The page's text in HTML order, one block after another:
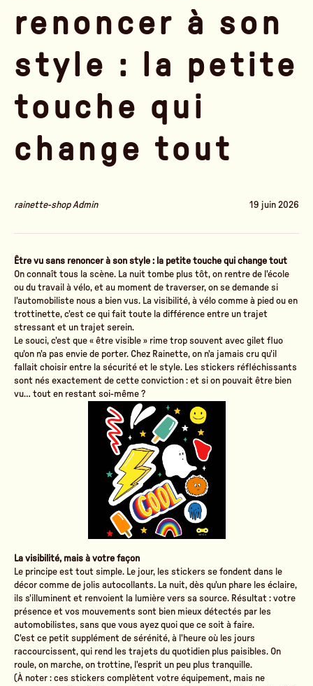
renoncer à son
style : la petite
touche qui
change tout
rainette-shop Admin 19 juin 2026
Être vu sans renoncer à son style : la petite touche qui change tout
On connaît tous la scène. La nuit tombe plus tôt, on rentre de l'école
ou du travail à vélo, et au moment de traverser, on se demande si
l'automobiliste nous a bien vus. La visibilité, à vélo comme à pied ou en
trottinette, c'est ce qui fait toute la différence entre un trajet
stressant et un trajet serein.
Le souci, c'est que « être visible » rime trop souvent avec gilet fluo
qu'on n'a pas envie de porter. Chez Rainette, on n'a jamais cru qu'il
fallait choisir entre la sécurité et le style. Les stickers réfléchissants
sont nés exactement de cette conviction : et si on pouvait être bien
vu… tout en restant soi-même ?
La visibilité, mais à votre façon
Le principe est tout simple. Le jour, les stickers se fondent dans le
décor comme de jolis autocollants. La nuit, dès qu'un phare les éclaire,
ils s'illuminent et renvoient la lumière vers sa source. Résultat : votre
présence et vos mouvements sont bien mieux détectés par les
automobilistes, sans que vous ayez quoi que ce soit à faire.
C'est ce petit supplément de sérénité, à l'heure où les jours
raccourcissent, qui rend les trajets du quotidien plus paisibles. On
roule, on marche, on trottine, l'esprit un peu plus tranquille.
(À noter : ces stickers complètent votre équipement, mais ne